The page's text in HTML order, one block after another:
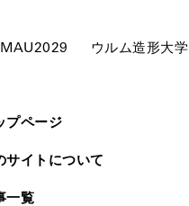
MAU2029 ウルム造形大学
プページ
サイトについて
一覧